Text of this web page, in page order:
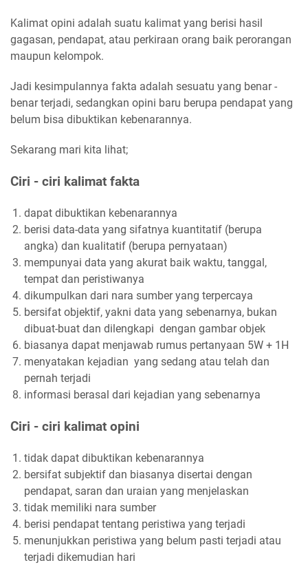
Kalimat opini adalah suatu kalimat yang berisi hasil
gagasan, pendapat, atau perkiraan orang baik perorangan
maupun kelompok.
Jadi kesimpulannya fakta adalah sesuatu yang benar -
benar terjadi, sedangkan opini baru berupa pendapat yang
belum bisa dibuktikan kebenarannya.
Sekarang mari kita lihat;
Ciri - ciri kalimat fakta
dapat dibuktikan kebenarannya
berisi data-data yang sifatnya kuantitatif (berupa
angka) dan kualitatif (berupa pernyataan)
mempunyai data yang akurat baik waktu, tanggal,
tempat dan peristiwanya
dikumpulkan dari nara sumber yang terpercaya
bersifat objektif, yakni data yang sebenarnya, bukan
dibuat-buat dan dilengkapi dengan gambar objek
biasanya dapat menjawab rumus pertanyaan 5W + 1H
menyatakan kejadian yang sedang atau telah dan
pernah terjadi
informasi berasal dari kejadian yang sebenarnya
Ciri - ciri kalimat opini
tidak dapat dibuktikan kebenarannya
bersifat subjektif dan biasanya disertai dengan
pendapat, saran dan uraian yang menjelaskan
tidak memiliki nara sumber
berisi pendapat tentang peristiwa yang terjadi
menunjukkan peristiwa yang belum pasti terjadi atau
terjadi dikemudian hari